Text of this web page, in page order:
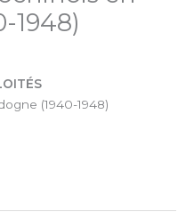
1948)
(1940-1948)